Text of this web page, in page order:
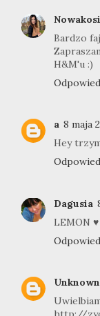
Bardzo
H&M'u :)
a 8 maja
Hey
Dagusia
LEMON ♥
Unknown